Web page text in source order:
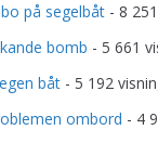
på segelbåt - 8
bomb - 5 661
båt - 5 192
ombord - 4